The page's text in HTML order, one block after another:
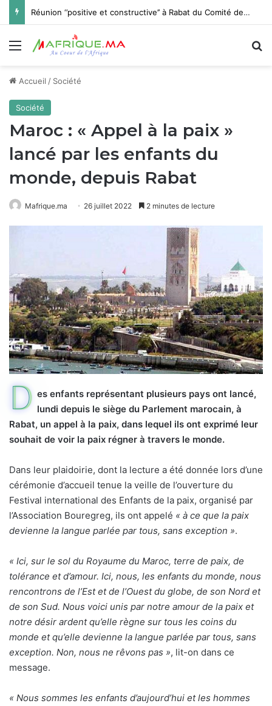
Réunion ‘’positive et constructive’’ à Rabat du Comité de direction de la FIFA
Menu
Accueil / Société
Société
Maroc : « Appel à la paix »
lancé par les enfants du
monde, depuis Rabat
Mafrique.ma 26 juillet 2022 2 minutes de lecture
D es enfants représentant plusieurs pays ont lancé,
lundi depuis le siège du Parlement marocain, à
Rabat, un appel à la paix, dans lequel ils ont exprimé leur
souhait de voir la paix régner à travers le monde.
Dans leur plaidoirie, dont la lecture a été donnée lors d’une
cérémonie d’accueil tenue la veille de l’ouverture du
Festival international des Enfants de la paix, organisé par
l’Association Bouregreg, ils ont appelé « à ce que la paix
devienne la langue parlée par tous, sans exception ».
« Ici, sur le sol du Royaume du Maroc, terre de paix, de
tolérance et d’amour. Ici, nous, les enfants du monde, nous
rencontrons de l’Est et de l’Ouest du globe, de son Nord et
de son Sud. Nous voici unis par notre amour de la paix et
notre désir ardent qu’elle règne sur tous les coins du
monde et qu’elle devienne la langue parlée par tous, sans
exception. Non, nous ne rêvons pas », lit-on dans ce
message.
« Nous sommes les enfants d’aujourd’hui et les hommes